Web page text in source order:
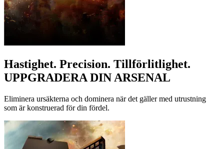
Hastighet. Precision. Tillförlitlighet.
UPPGRADERA DIN ARSENAL
Eliminera ursäkterna och dominera när det gäller med utrustning
som är konstruerad för din fördel.